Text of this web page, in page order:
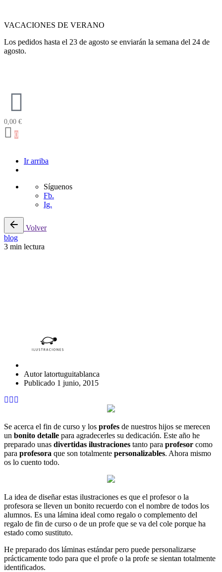
VACACIONES DE VERANO
Los pedidos hasta el 23 de agosto se enviarán la semana del 24 de
agosto.
0,00 €
0
Ir arriba
Síguenos
Fb.
Ig.
Volver
blog
3 min lectura
Autor latortuguitablanca
Publicado 1 junio, 2015
Se acerca el fin de curso y los profes de nuestros hijos se merecen
un bonito detalle para agradecerles su dedicación. Este año he
preparado unas divertidas ilustraciones tanto para profesor como
para profesora que son totalmente personalizables. Ahora mismo
os lo cuento todo.
La idea de diseñar estas ilustraciones es que el profesor o la
profesora se lleven un bonito recuerdo con el nombre de todos los
alumnos. Es una lámina ideal como regalo o complemento del
regalo de fin de curso o de un profe que se va del cole porque ha
estado como sustituto.
He preparado dos láminas estándar pero puede personalizarse
prácticamente todo para que el profe o la profe se sientan totalmente
identificados.